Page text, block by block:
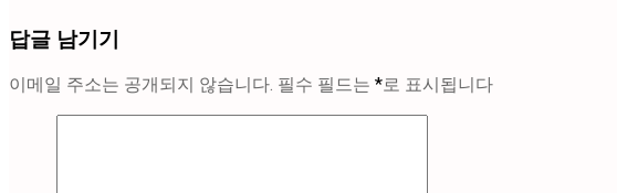
답글 남기기
이메일 주소는 공개되지 않습니다. 필수 필드는 *로 표시됩니다